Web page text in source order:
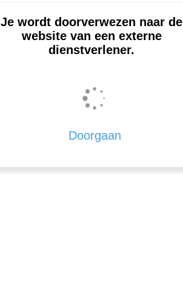
Je wordt doorverwezen naar de
website van een externe
dienstverlener.
Doorgaan